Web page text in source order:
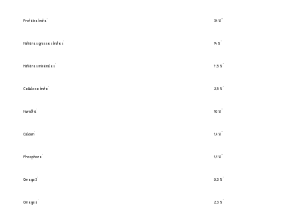
Protéine brute 34 %
Matières grasses brutes 14 %
Matières minérales 7,5 %
Cellulose brute 2,5 %
Humidité 10 %
Calcium 1,4 %
Phosphore 1,1 %
Omega 3 0,3 %
Omega 6 2,3 %